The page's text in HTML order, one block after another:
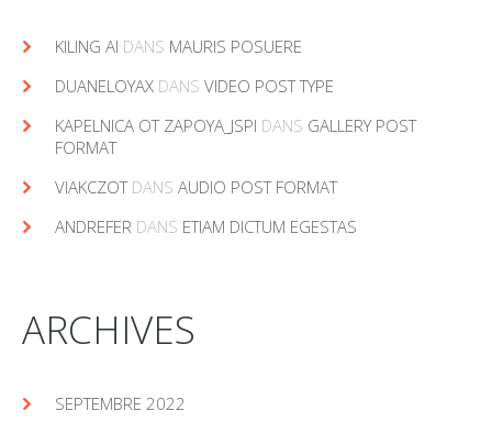
KILING AI DANS MAURIS POSUERE
DUANELOYAX DANS VIDEO POST TYPE
KAPELNICA OT ZAPOYA_JSPI DANS GALLERY POST
FORMAT
VIAKCZOTDANS AUDIO POST FORMAT
ANDREFER DANS ETIAM DICTUM EGESTAS
ARCHIVES
SEPTEMBRE 2022